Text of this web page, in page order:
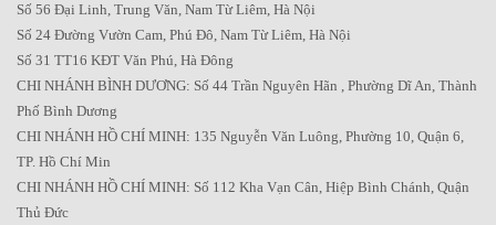
Số 56 Đại Linh, Trung Văn, Nam Từ Liêm, Hà Nội
Số 24 Đường Vườn Cam, Phú Đô, Nam Từ Liêm, Hà Nội
Số 31 TT16 KĐT Văn Phú, Hà Đông
CHI NHÁNH BÌNH DƯƠNG: Số 44 Trần Nguyên Hãn , Phường Dĩ An, Thành
Phố Bình Dương
CHI NHÁNH HỒ CHÍ MINH: 135 Nguyễn Văn Luông, Phường 10, Quận 6,
TP. Hồ Chí Min
CHI NHÁNH HỒ CHÍ MINH: Số 112 Kha Vạn Cân, Hiệp Bình Chánh, Quận
Thủ Đức